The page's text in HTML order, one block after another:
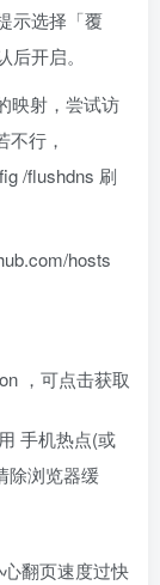
示选择「覆
开启。
映射，尝试访
行，
/flushdns 刷
hosts
，可点击获取
手机热点(或
除浏览器缓
翻页速度过快